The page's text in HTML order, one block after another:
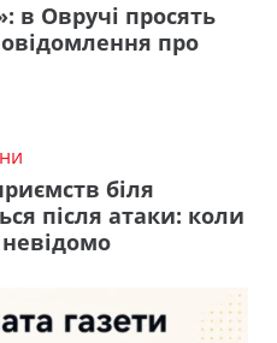
в Овручі просять
про
біля
після атаки: коли